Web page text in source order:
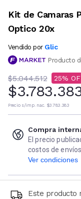
Kit de Camaras
Optico 20x
Vendido por Glic
Producto
$5.044.512 25
Precio s/imp. nac. $3.783.383
Compra
El precio
costos de
Ver condiciones
Este producto